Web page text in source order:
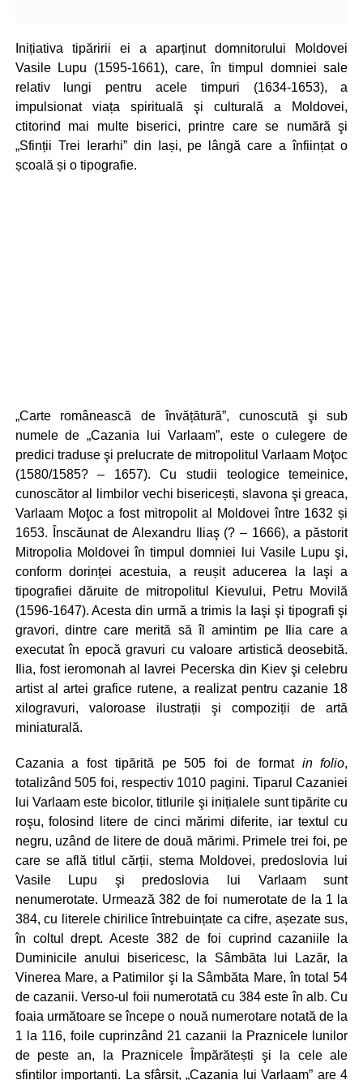
Inițiativa tipăririi ei a aparținut domnitorului Moldovei
Vasile Lupu (1595-1661), care, în timpul domniei sale
relativ lungi pentru acele timpuri (1634-1653), a
impulsionat viața spirituală şi culturală a Moldovei,
ctitorind mai multe biserici, printre care se numără şi
„Sfinții Trei Ierarhi” din Iași, pe lângă care a înființat o
școală și o tipografie.
„Carte românească de învățătură”, cunoscută şi sub
numele de „Cazania lui Varlaam”, este o culegere de
predici traduse şi prelucrate de mitropolitul Varlaam Moţoc
(1580/1585? – 1657). Cu studii teologice temeinice,
cunoscător al limbilor vechi bisericești, slavona şi greaca,
Varlaam Moţoc a fost mitropolit al Moldovei între 1632 și
1653. Înscăunat de Alexandru Iliaş (? – 1666), a păstorit
Mitropolia Moldovei în timpul domniei lui Vasile Lupu şi,
conform dorinței acestuia, a reușit aducerea la Iaşi a
tipografiei dăruite de mitropolitul Kievului, Petru Movilă
(1596-1647). Acesta din urmă a trimis la Iaşi şi tipografi şi
gravori, dintre care merită să îl amintim pe Ilia care a
executat în epocă gravuri cu valoare artistică deosebită.
Ilia, fost ieromonah al lavrei Pecerska din Kiev şi celebru
artist al artei grafice rutene, a realizat pentru cazanie 18
xilogravuri, valoroase ilustrații şi compoziții de artă
miniaturală.
Cazania a fost tipărită pe 505 foi de format in folio,
totalizând 505 foi, respectiv 1010 pagini. Tiparul Cazaniei
lui Varlaam este bicolor, titlurile şi inițialele sunt tipărite cu
roşu, folosind litere de cinci mărimi diferite, iar textul cu
negru, uzând de litere de două mărimi. Primele trei foi, pe
care se află titlul cărții, stema Moldovei, predoslovia lui
Vasile Lupu şi predoslovia lui Varlaam sunt
nenumerotate. Urmează 382 de foi numerotate de la 1 la
384, cu literele chirilice întrebuințate ca cifre, așezate sus,
în coltul drept. Aceste 382 de foi cuprind cazaniile la
Duminicile anului bisericesc, la Sâmbăta lui Lazăr, la
Vinerea Mare, a Patimilor şi la Sâmbăta Mare, în total 54
de cazanii. Verso-ul foii numerotată cu 384 este în alb. Cu
foaia următoare se începe o nouă numerotare notată de la
1 la 116, foile cuprinzând 21 cazanii la Praznicele lunilor
de peste an, la Praznicele Împărătești şi la cele ale
sfinților importanți. La sfârșit, „Cazania lui Varlaam” are 4